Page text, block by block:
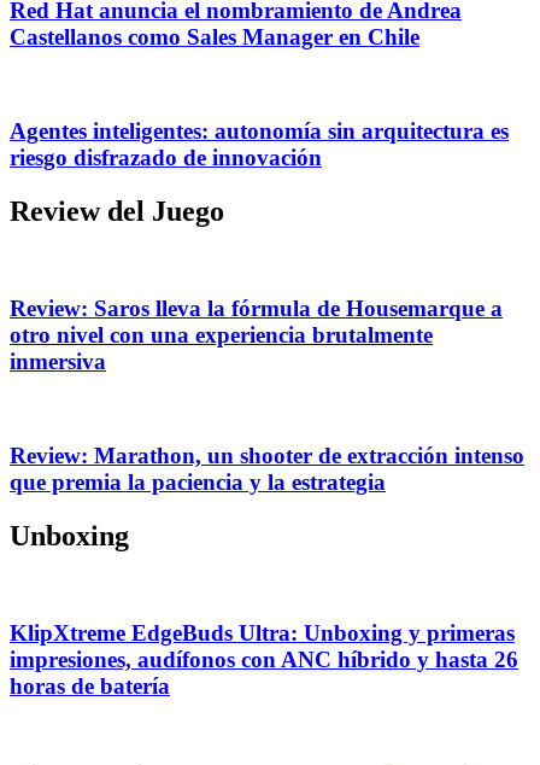
Red Hat anuncia el nombramiento de Andrea
Castellanos como Sales Manager en Chile
Agentes inteligentes: autonomía sin arquitectura es
riesgo disfrazado de innovación
Review del Juego
Review: Saros lleva la fórmula de Housemarque a
otro nivel con una experiencia brutalmente
inmersiva
Review: Marathon, un shooter de extracción intenso
que premia la paciencia y la estrategia
Unboxing
KlipXtreme EdgeBuds Ultra: Unboxing y primeras
impresiones, audífonos con ANC híbrido y hasta 26
horas de batería